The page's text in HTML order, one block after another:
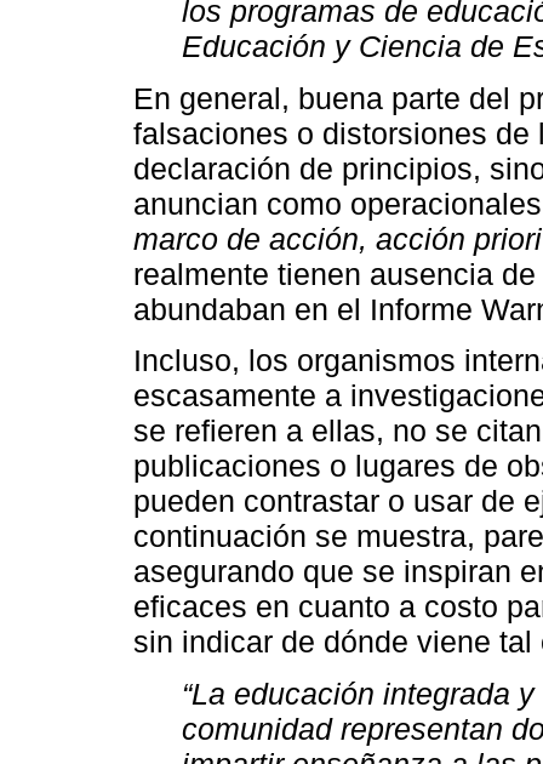
los programas de
Educación y Ciencia de
En general, buena parte del
falsaciones o distorsiones
declaración de principios,
anuncian como
marco de acción, acción
realmente tienen ausencia
abundaban en el Informe
Incluso, los organismos
escasamente a
se refieren a ellas, no se
publicaciones o lugares de
pueden contrastar o usar de
continuación se muestra,
asegurando que se inspiran
eficaces en cuanto a costo
sin indicar de dónde viene tal
“La educación integrada
comunidad representan